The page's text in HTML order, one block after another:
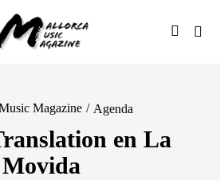
Magazine / Agenda
en La
Movida